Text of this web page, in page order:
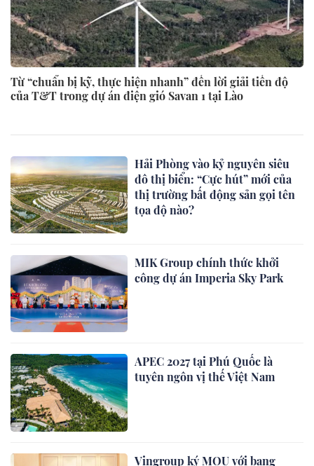
Từ “chuẩn bị kỹ, thực hiện nhanh” đến lời giải tiến độ
của T&T trong dự án điện gió Savan 1 tại Lào
Hải Phòng vào kỷ nguyên siêu
đô thị biển: “Cực hút” mới của
thị trường bất động sản gọi tên
tọa độ nào?
MIK Group chính thức khởi
công dự án Imperia Sky Park
APEC 2027 tại Phú Quốc là
tuyên ngôn vị thế Việt Nam
Vingroup ký MOU với bang